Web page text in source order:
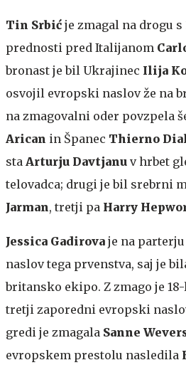
Tin Srbić je zmagal na drogu
prednosti pred Italijanom
bronast je bil Ukrajinec Ilija
osvojil evropski naslov že na
na zmagovalni oder povzpela
Arican in Španec Thierno
sta Arturju Davtjanu v hrbet
telovadca; drugi je bil srebrni
Jarman, tretji pa Harry
Jessica Gadirova je na
naslov tega prvenstva, saj je
britansko ekipo. Z zmago je
tretji zaporedni evropski
gredi je zmagala Sanne
evropskem prestolu nasledila